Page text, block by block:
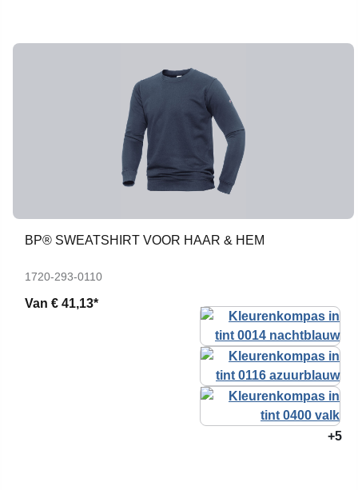
BP® SWEATSHIRT VOOR HAAR & HEM
1720-293-0110
Van € 41,13*
+5